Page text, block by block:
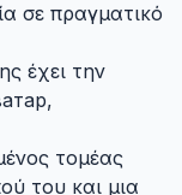
σε πραγματικό
έχει την
τομέας
του και μια